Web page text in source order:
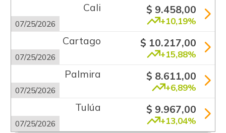
Cali
07/25/2026
$ 9.458,00
+10,19%
Cartago
07/25/2026
$ 10.217,00
+15,88%
Palmira
07/25/2026
$ 8.611,00
+6,89%
Tulúa
07/25/2026
$ 9.967,00
+13,04%